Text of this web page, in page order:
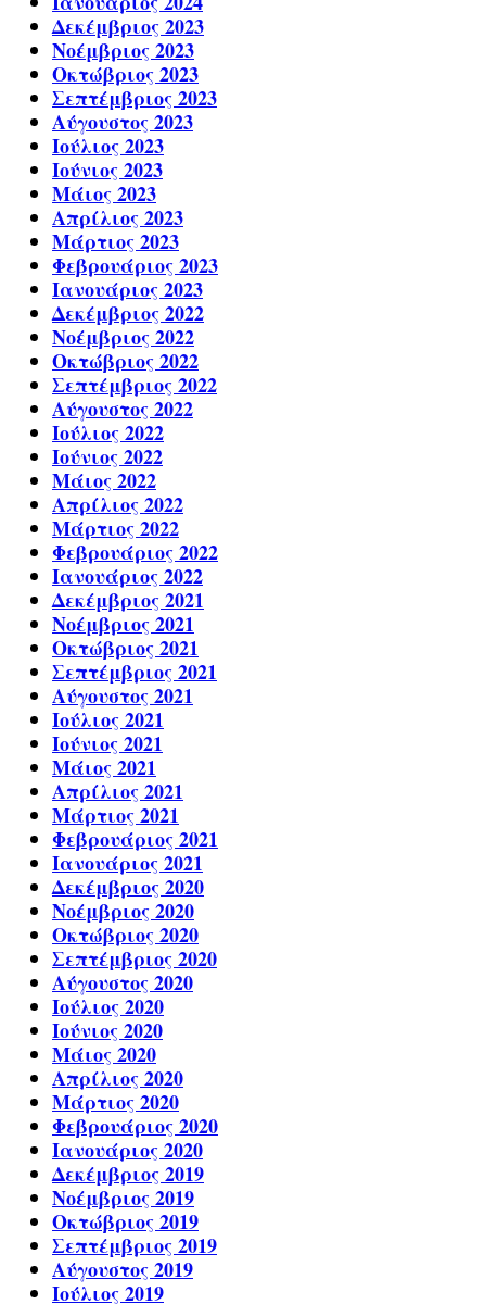
Δεκέμβριος 2023
Νοέμβριος 2023
Οκτώβριος 2023
Σεπτέμβριος 2023
Αύγουστος 2023
Ιούλιος 2023
Ιούνιος 2023
Μάιος 2023
Απρίλιος 2023
Μάρτιος 2023
Φεβρουάριος 2023
Ιανουάριος 2023
Δεκέμβριος 2022
Νοέμβριος 2022
Οκτώβριος 2022
Σεπτέμβριος 2022
Αύγουστος 2022
Ιούλιος 2022
Ιούνιος 2022
Μάιος 2022
Απρίλιος 2022
Μάρτιος 2022
Φεβρουάριος 2022
Ιανουάριος 2022
Δεκέμβριος 2021
Νοέμβριος 2021
Οκτώβριος 2021
Σεπτέμβριος 2021
Αύγουστος 2021
Ιούλιος 2021
Ιούνιος 2021
Μάιος 2021
Απρίλιος 2021
Μάρτιος 2021
Φεβρουάριος 2021
Ιανουάριος 2021
Δεκέμβριος 2020
Νοέμβριος 2020
Οκτώβριος 2020
Σεπτέμβριος 2020
Αύγουστος 2020
Ιούλιος 2020
Ιούνιος 2020
Μάιος 2020
Απρίλιος 2020
Μάρτιος 2020
Φεβρουάριος 2020
Ιανουάριος 2020
Δεκέμβριος 2019
Νοέμβριος 2019
Οκτώβριος 2019
Σεπτέμβριος 2019
Αύγουστος 2019
Ιούλιος 2019